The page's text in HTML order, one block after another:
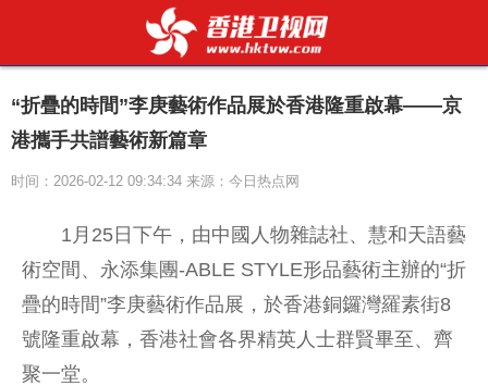
“折疊的時間”李庚藝術作品展於香港隆重啟幕——京
港攜手共譜藝術新篇章
时间：2026-02-12 09:34:34 来源：今日热点网
1月25日下午，由中國人物雜誌社、慧和天語藝
術空間、永添集團-ABLE STYLE形品藝術主辦的“折
疊的時間”李庚藝術作品展，於香港銅鑼灣羅素街8
號隆重啟幕，香港社會各界精英人士群賢畢至、齊
聚一堂。